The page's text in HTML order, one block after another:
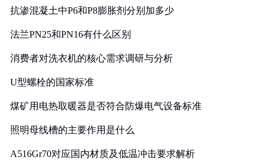
抗渗混凝土中P6和P8膨胀剂分别加多少
法兰PN25和PN16有什么区别
消费者对洗衣机的核心需求调研与分析
U型螺栓的国家标准
煤矿用电热取暖器是否符合防爆电气设备标准
照明母线槽的主要作用是什么
A516Gr70对应国内材质及低温冲击要求解析